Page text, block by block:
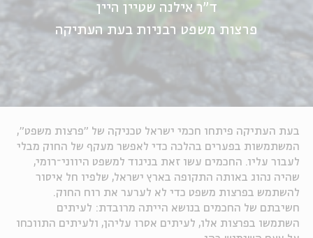
ד"ר אילנה שטיין היין
פרצות משפט רבניות בעת העתיקה
בעת העתיקה פיתחו חכמי ישראל טכניקה של "פרצות משפט",
המשתמשות בפערים בהלכה כדי לאפשר מעקף של החוק מבלי
לעבור עליו. החכמים עשו זאת בניגוד למשפט היווני־רומי,
שהיה נהוג באותה התקופה בארץ ישראל, שלפיו חל איסור
להשתמש בפרצות משפט כדי לא לערער את רוח החוק.
חשיבתם של החכמים בנושא הייתה מרובדת: לעיתים
השתמשו בפרצות אלו, לעיתים אסרו עליהן, ולעיתים התווכחו